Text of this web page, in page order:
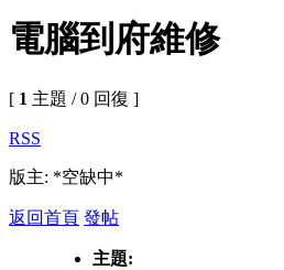
電腦到府維修
[ 1 主題 / 0 回復 ]
RSS
版主: *空缺中*
返回首頁 發帖
主題: